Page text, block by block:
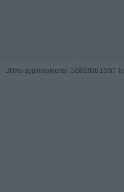
Ultimo aggiornamento: 6/08/2026 13:05 |